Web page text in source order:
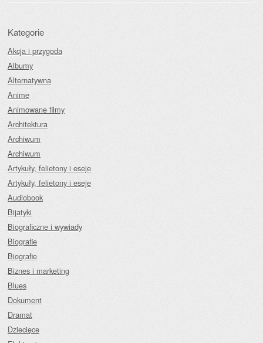
Kategorie
Akcja i przygoda
Albumy
Alternatywna
Anime
Animowane filmy
Architektura
Archiwum
Archiwum
Artykuły, felietony i eseje
Artykuły, felietony i eseje
Audiobook
Bijatyki
Biograficzne i wywiady
Biografie
Biografie
Biznes i marketing
Blues
Dokument
Dramat
Dziecięce